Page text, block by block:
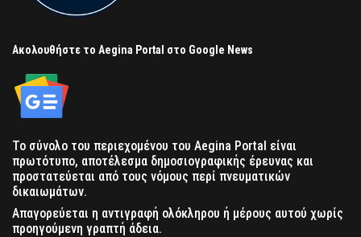
Ακολουθήστε το Aegina Portal στο Google News
Το σύνολο του περιεχομένου του Aegina Portal είναι
πρωτότυπο, αποτέλεσμα δημοσιογραφικής έρευνας και
προστατεύεται από τους νόμους περί πνευματικών
δικαιωμάτων.
Απαγορεύεται η αντιγραφή ολόκληρου ή μέρους αυτού χωρίς
προηγούμενη γραπτή άδεια.